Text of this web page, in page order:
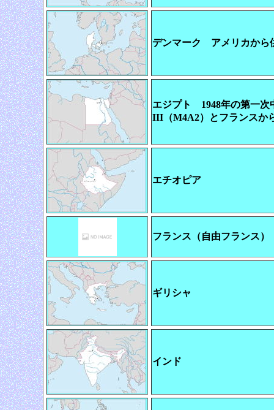
デンマーク アメリカから
エジプト 1948年の第一次
III（M4A2）とフランスか
エチオピア
フランス（自由フランス
ギリシャ
インド